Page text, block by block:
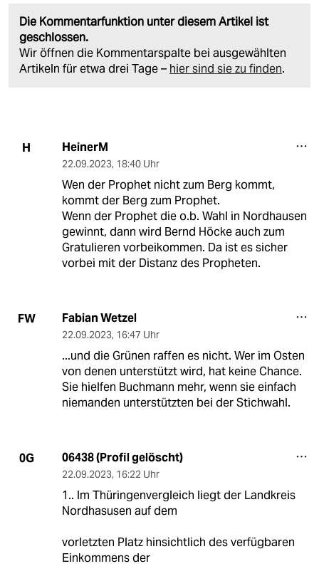
Die Kommentarfunktion unter diesem Artikel ist
geschlossen.
Wir öffnen die Kommentarspalte bei ausgewählten
Artikeln für etwa drei Tage – hier sind sie zu finden.
H HeinerM
22.09.2023, 18:40 Uhr
Wen der Prophet nicht zum Berg kommt,
kommt der Berg zum Prophet.
Wenn der Prophet die o.b. Wahl in Nordhausen
gewinnt, dann wird Bernd Höcke auch zum
Gratulieren vorbeikommen. Da ist es sicher
vorbei mit der Distanz des Propheten.
FW Fabian Wetzel
22.09.2023, 16:47 Uhr
...und die Grünen raffen es nicht. Wer im Osten
von denen unterstützt wird, hat keine Chance.
Sie hielfen Buchmann mehr, wenn sie einfach
niemanden unterstützten bei der Stichwahl.
0G 06438 (Profil gelöscht)
22.09.2023, 16:22 Uhr
1.. Im Thüringenvergleich liegt der Landkreis
Nordhasusen auf dem
vorletzten Platz hinsichtlich des verfügbaren
Einkommens der